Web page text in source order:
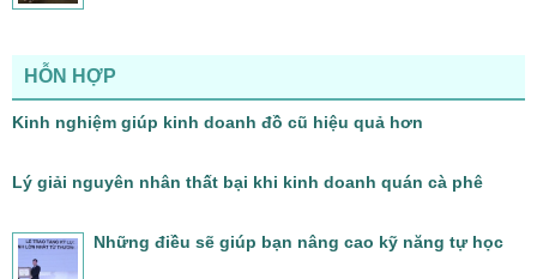
HỖN HỢP
Kinh nghiệm giúp kinh doanh đồ cũ hiệu quả hơn
Lý giải nguyên nhân thất bại khi kinh doanh quán cà phê
Những điều sẽ giúp bạn nâng cao kỹ năng tự học